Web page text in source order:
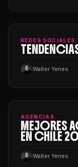
REDES SOCIALES
Walter Yenes
AGENCIAS
MEJORES
EN CHILE
Walter Yenes